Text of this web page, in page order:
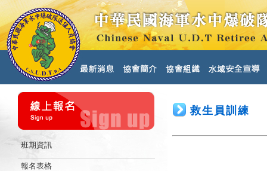
班期資訊
報名表格
救生員訓練